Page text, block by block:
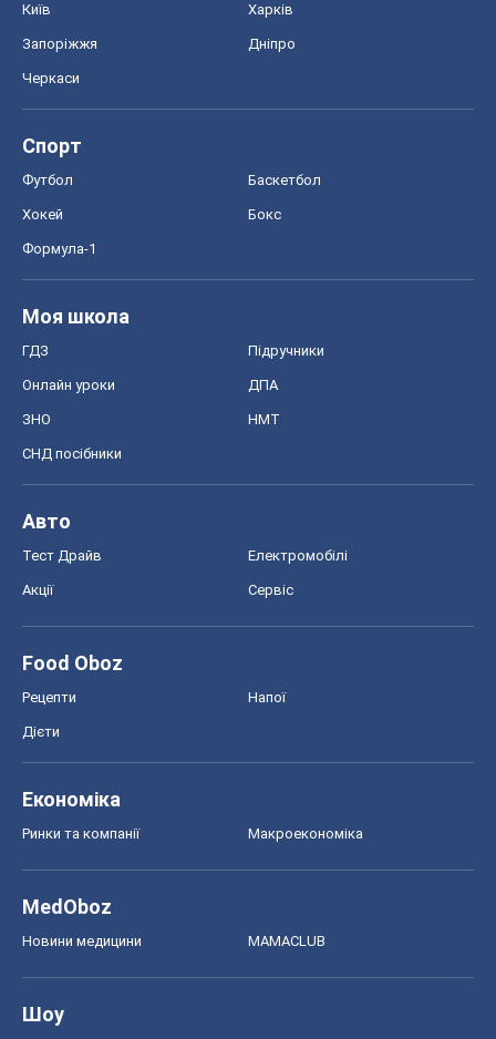
Київ Харків
Запоріжжя Дніпро
Черкаси
Спорт
Футбол Баскетбол
Хокей Бокс
Формула-1
Моя школа
ГДЗ Підручники
Онлайн уроки ДПА
ЗНО НМТ
СНД посібники
Авто
Тест Драйв Електромобілі
Акції Сервіс
Food Oboz
Рецепти Напої
Дієти
Економіка
Ринки та компанії Макроекономіка
MedOboz
Новини медицини MAMACLUB
Шоу